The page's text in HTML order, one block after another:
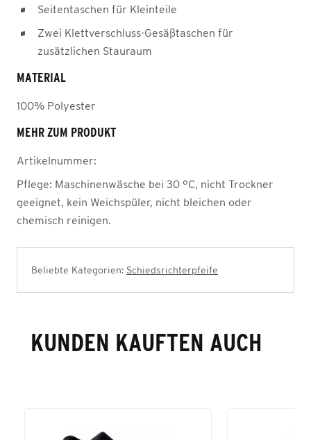
Seitentaschen für Kleinteile
Zwei Klettverschluss-Gesäßtaschen für
zusätzlichen Stauraum
MATERIAL
100% Polyester
MEHR ZUM PRODUKT
Artikelnummer:
Pflege: Maschinenwäsche bei 30 °C, nicht Trockner
geeignet, kein Weichspüler, nicht bleichen oder
chemisch reinigen.
Beliebte Kategorien: Schiedsrichterpfeife
KUNDEN KAUFTEN AUCH